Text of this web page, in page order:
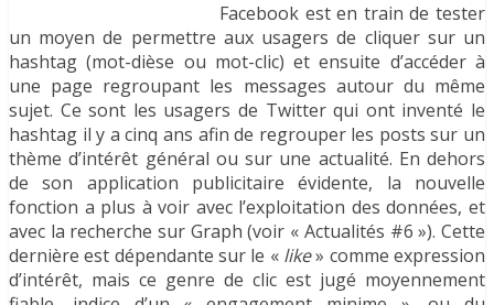
Facebook est en train de tester
un moyen de permettre aux usagers de cliquer sur un
hashtag (mot-dièse ou mot-clic) et ensuite d’accéder à
une page regroupant les messages autour du même
sujet. Ce sont les usagers de Twitter qui ont inventé le
hashtag il y a cinq ans afin de regrouper les posts sur un
thème d’intérêt général ou sur une actualité. En dehors
de son application publicitaire évidente, la nouvelle
fonction a plus à voir avec l’exploitation des données, et
avec la recherche sur Graph (voir « Actualités #6 »). Cette
dernière est dépendante sur le « like» comme expression
d’intérêt, mais ce genre de clic est jugé moyennement